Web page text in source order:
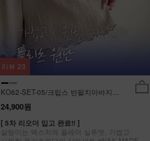
KO62-SET-05/크립스 반팔치마바지세
트_HR
24,900원
[ 5차 리오더 입고 완료!! ]
살랑이는 텍스처와 플레어 실루엣, 가볍고
리뷰 23